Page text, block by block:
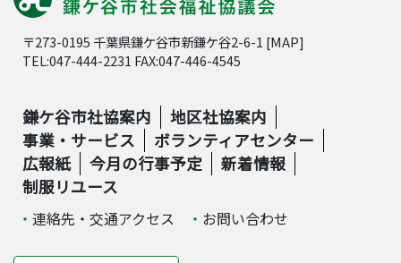
〒273-0195 千葉県鎌ケ谷市新鎌ケ谷2-6-1 [MAP]
TEL:047-444-2231 FAX:047-446-4545
鎌ケ谷市社協案内
地区社協案内
事業・サービス
ボランティアセンター
広報紙
今月の行事予定
新着情報
制服リユース
連絡先・交通アクセス お問い合わせ